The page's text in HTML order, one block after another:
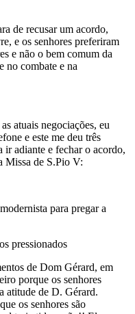
de recusar um acordo,
e os senhores preferiram
e não o bem comum da
no combate e na
atuais negociações, eu
e este me deu três
ir adiante e fechar o acordo,
Missa de S.Pio V:
para pregar a
pressionados
de Dom Gérard, em
porque os senhores
atitude de D. Gérard.
os senhores são